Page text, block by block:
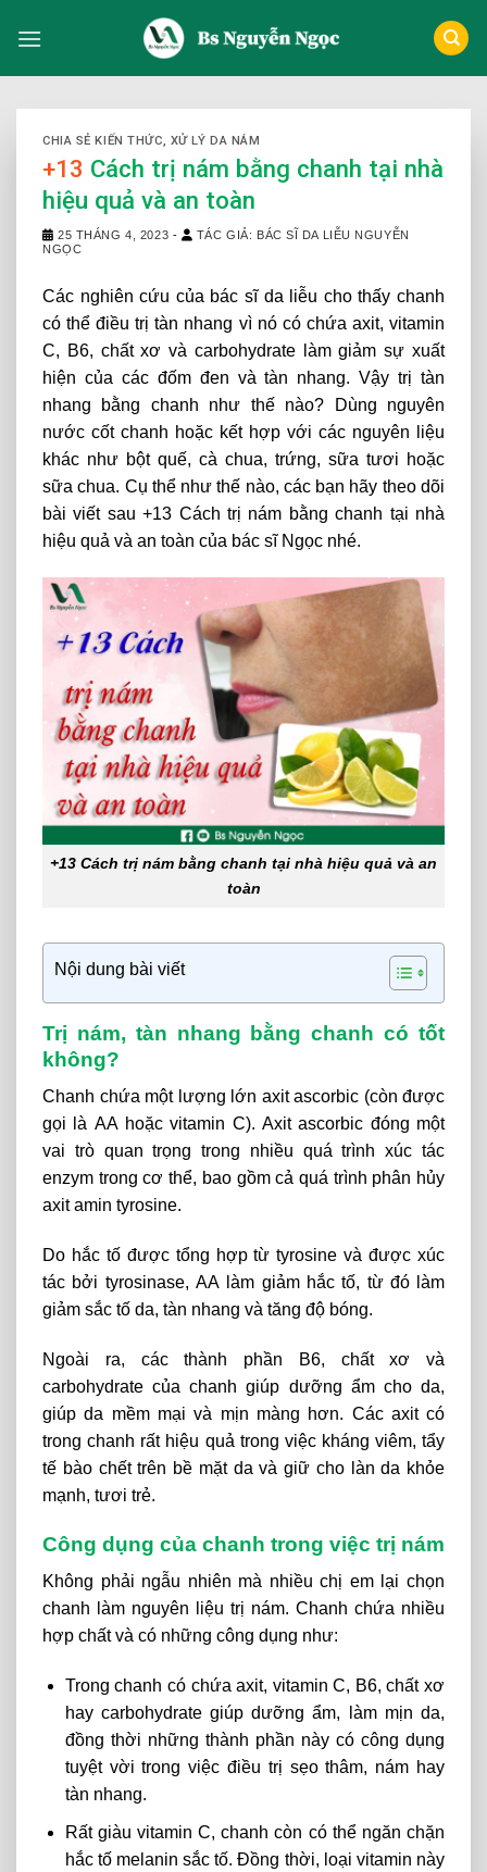
CHIA SẺ KIẾN THỨC, XỬ LÝ DA NÁM
+13 Cách trị nám bằng chanh tại nhà
hiệu quả và an toàn
25 THÁNG 4, 2023 -
TÁC GIẢ: BÁC SĨ DA LIỄU NGUYỄN
NGỌC
Các nghiên cứu của bác sĩ da liễu cho thấy chanh
có thể điều trị tàn nhang vì nó có chứa axit, vitamin
C, B6, chất xơ và carbohydrate làm giảm sự xuất
hiện của các đốm đen và tàn nhang. Vậy trị tàn
nhang bằng chanh như thế nào? Dùng nguyên
nước cốt chanh hoặc kết hợp với các nguyên liệu
khác như bột quế, cà chua, trứng, sữa tươi hoặc
sữa chua. Cụ thể như thế nào, các bạn hãy theo dõi
bài viết sau +13 Cách trị nám bằng chanh tại nhà
hiệu quả và an toàn của bác sĩ Ngọc nhé.
+13 Cách trị nám bằng chanh tại nhà hiệu quả và an
toàn
Nội dung bài viết
Trị nám, tàn nhang bằng chanh có tốt
không?
Chanh chứa một lượng lớn axit ascorbic (còn được
gọi
là AA hoặc vitamin C). Axit ascorbic đóng một
vai trò quan trọng trong nhiều quá trình xúc tác
enzym trong cơ thể, bao gồm cả quá trình phân hủy
axit amin tyrosine.
Do hắc tố được tổng hợp từ tyrosine và được xúc
tác bởi tyrosinase, AA làm giảm hắc tố, từ đó làm
giảm sắc tố da, tàn nhang và tăng độ bóng.
Ngoài ra, các thành phần B6, chất xơ
và
carbohydrate của chanh giúp dưỡng ẩm cho da,
giúp da mềm mại và mịn màng hơn. Các axit có
trong chanh rất hiệu quả trong việc kháng viêm, tẩy
tế bào chết trên bề mặt da và giữ cho làn da khỏe
mạnh, tươi trẻ.
Công dụng của chanh trong việc trị nám
Không phải ngẫu nhiên mà nhiều chị em lại chọn
chanh làm nguyên liệu trị nám. Chanh chứa nhiều
hợp chất và có những công dụng như:
Trong chanh có chứa axit, vitamin C, B6, chất xơ
hay carbohydrate giúp dưỡng ẩm, làm mịn da,
đồng thời những thành phần này có công dụng
tuyệt vời trong việc điều trị sẹo thâm, nám hay
tàn nhang.
Rất giàu vitamin C, chanh còn có thể ngăn chặn
hắc tố melanin sắc tố. Đồng thời, loại vitamin này